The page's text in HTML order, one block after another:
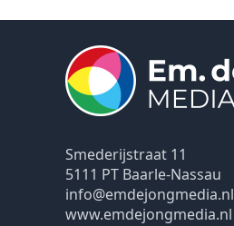
Smederijstraat 11
5111 PT Baarle-Nassau
info@emdejongmedia.nl
www.emdejongmedia.nl